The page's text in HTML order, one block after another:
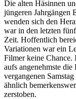
Die alten Häsinnen
jüngeren Jahrgängen
wenden sich den
war in den letzten
Zeit. Hoffentlich
Variationen war ein
Filmer keine Chance.
aufs angenehmste
vergangenen
ähnlich
zerstoben.